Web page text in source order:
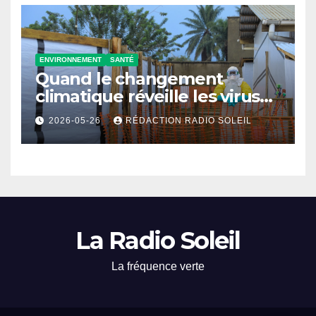
ENVIRONNEMENT SANTÉ
Quand le changement
climatique réveille les virus
d’Ebola
2026-05-26 RÉDACTION RADIO SOLEIL
La Radio Soleil
La fréquence verte